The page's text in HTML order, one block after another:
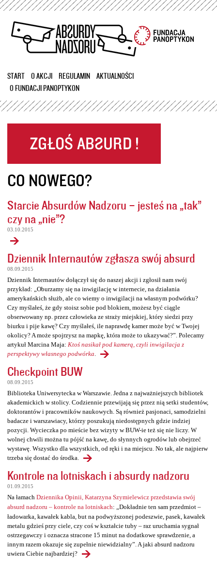
Przejdź
treści
START O AKCJI REGULAMIN
AKTUALNOŚCI
O FUNDACJI PANOPTYKON
CO NOWEGO?
Starcie Absurdów Nadzoru – jesteś na „tak”
czy na „nie”?
03.10.2015
Dziennik Internautów zgłasza swój absurd
08.09.2015
Dziennik Internautów dołączył się do naszej akcji i zgłosił nam swój
przykład: „Oburzamy się na inwigilację w internecie, na działania
amerykańskich służb, ale co wiemy o inwigilacji na własnym podwórku?
Czy myślałeś, że gdy stoisz sobie pod blokiem, możesz być ciągle
obserwowany np. przez człowieka ze straży miejskiej, który siedzi przy
biurku i pije kawę? Czy myślałeś, ile naprawdę kamer może być w Twojej
okolicy? A może spojrzysz na mapkę, która może to ukazywać?”. Polecamy
artykuł Marcina Maja: Ktoś nasikał pod kamerą, czyli inwigilacja z
perspektywy własnego podwórka
Checkpoint BUW
08.09.2015
Biblioteka Uniwersytecka w Warszawie. Jedna z najważniejszych bibliotek
akademickich w stolicy. Codziennie przewijają się przez nią setki studentów,
doktorantów i pracowników naukowych. Są również pasjonaci, samodzielni
badacze i warszawiacy, którzy poszukują niedostępnych gdzie indziej
pozycji. Wycieczka po mieście bez wizyty w BUW-ie też się nie liczy. W
wolnej chwili można tu pójść na kawę, do słynnych ogrodów lub obejrzeć
wystawę. Wszystko dla wszystkich, od ręki i na miejscu. No tak, ale najpierw
trzeba się dostać do środka.
Kontrole na lotniskach i absurdy nadzoru
01.09.2015
Na łamach Dziennika Opinii, Katarzyna Szymielewicz przedstawia swój
absurd nadzoru – kontrole na lotniskach: „Dokładnie ten sam przedmiot –
ładowarka, kawałek kabla, but na podwyższonej podeszwie, pasek, kawałek
metalu gdzieś przy ciele, czy coś w kształcie tuby – raz uruchamia sygnał
ostrzegawczy i oznacza stracone 15 minut na dodatkowe sprawdzenie, a
innym razem okazuje się zupełnie niewidzialny”. A jaki absurd nadzoru
uwiera Ciebie najbardziej?